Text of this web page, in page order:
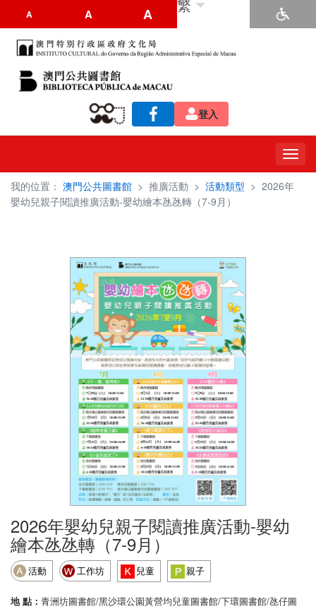
A A A 繁
登入
我的位置： 澳門公共圖書館 > 推廣活動 > 活動類型 > 2026年
嬰幼兒親子閱讀推廣活動-嬰幼繪本氹氹轉（7-9月）
2026年嬰幼兒親子閱讀推廣活動-嬰幼
繪本氹氹轉（7-9月）
活動 工作坊 兒童 親子
地 點： 青洲坊圖書館/黑沙環公園黃營均兒童圖書館/下環圖書館/氹仔圖